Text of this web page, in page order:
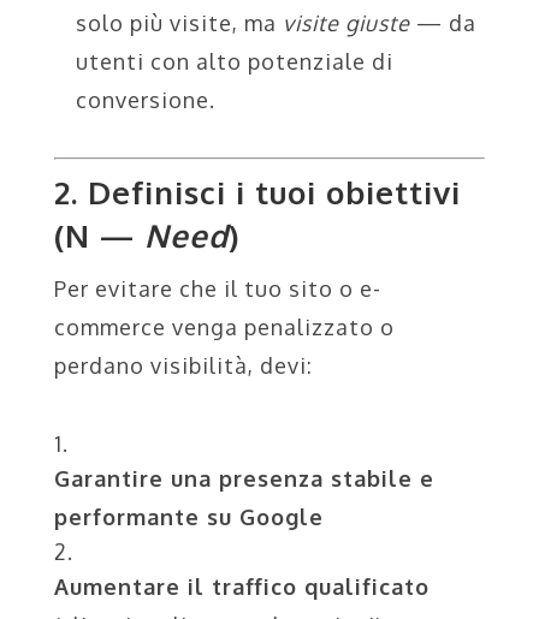
solo più visite, ma visite giuste— da
utenti con alto potenziale di
conversione.
2. Definisci i tuoi obiettivi
(N — Need)
Per evitare che il tuo sito o e-
commerce venga penalizzato o
perdano visibilità, devi:
Garantire una presenza stabile e
performante su Google
Aumentare il traffico qualificato